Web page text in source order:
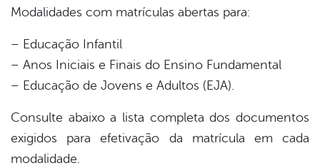
Modalidades com matrículas abertas para:
– Educação Infantil
– Anos Iniciais e Finais do Ensino Fundamental
– Educação de Jovens e Adultos (EJA).
Consulte abaixo a lista completa dos documentos
exigidos para efetivação da matrícula em cada
modalidade.